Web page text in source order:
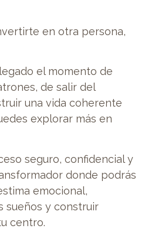
en otra persona,
el momento de
de salir del
una vida coherente
explorar más en
seguro, confidencial y
donde podrás
emocional,
sueños y construir
centro.